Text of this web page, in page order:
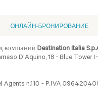
ОНЛАЙН-БРОНИРОВАНИЕ
компанииDestination Italia
D'Aquino, 18 - Blue Tower
Agents n.110 - P. IVA